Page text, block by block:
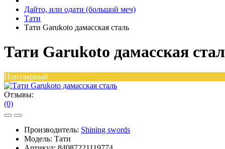
Дайто, или одати (большой меч)
Тати
Тати Garukoto дамасская сталь
Тати Garukoto дамасская
Популярный
Отзывы:
(0)
Производитель: Shining swords
Модель: Тати